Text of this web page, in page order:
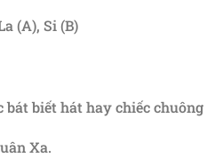
(A), Si (B)
bát biết hát hay chiếc
Xa.